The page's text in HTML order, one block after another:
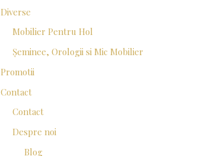
Diverse
Mobilier Pentru Hol
Șeminee, Orologii si Mic Mobilier
Promotii
Contact
Contact
Despre noi
Blog